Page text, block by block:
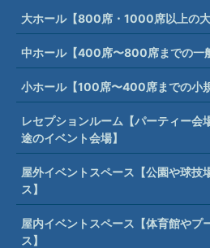
大ホール【800席・1000席以上の大
中ホール【400席〜800席までの一
小ホール【100席〜400席までの小
レセプションルーム【パーティー会
途のイベント会場】
屋外イベントスペース【公園や球技
ス】
屋内イベントスペース【体育館やプ
ス】